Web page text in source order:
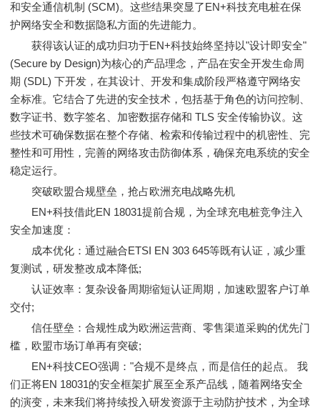
和安全通信机制 (SCM)。这些结果突显了EN+科技充电桩在保
护网络安全和数据隐私方面的先进能力。
获得该认证的成功归功于EN+科技始终坚持以"设计即安全"
(Secure by Design)为核心的产品理念，产品在安全开发生命周
期 (SDL) 下开发，在其设计、开发和集成阶段严格遵守网络安
全标准。它结合了先进的安全技术，包括基于角色的访问控制、
数字证书、数字签名、加密数据存储和 TLS 安全传输协议。这
些技术可确保数据在整个存储、检索和传输过程中的机密性、完
整性和可用性，完善的网络攻击防御体系，确保充电系统的安全
稳定运行。
突破欧盟合规壁垒，抢占欧洲充电战略先机
EN+科技借此EN 18031提前合规，为全球充电桩竞争注入
安全加速度：
成本优化：通过融合ETSI EN 303 645等既有认证，减少重
复测试，研发整改成本降低;
认证效率：复杂设备周期缩短认证周期，加速欧盟客户订单
交付;
信任壁垒：合规性成为欧洲运营商、零售渠道采购的优先门
槛，欧盟市场订单再有突破;
EN+科技CEO强调："合规不是终点，而是信任的起点。 我
们正将EN 18031的安全框架扩展至全系产品线，随着网络安全
的演变，未来我们将持续投入研发资源于主动防护技术，为全球